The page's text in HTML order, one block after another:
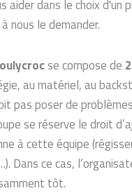
aider dans le choix d'un
nous le demander.
se compose de
au matériel, au
pas poser de
se réserve le droit
à cette équipe
Dans ce cas,
tôt.